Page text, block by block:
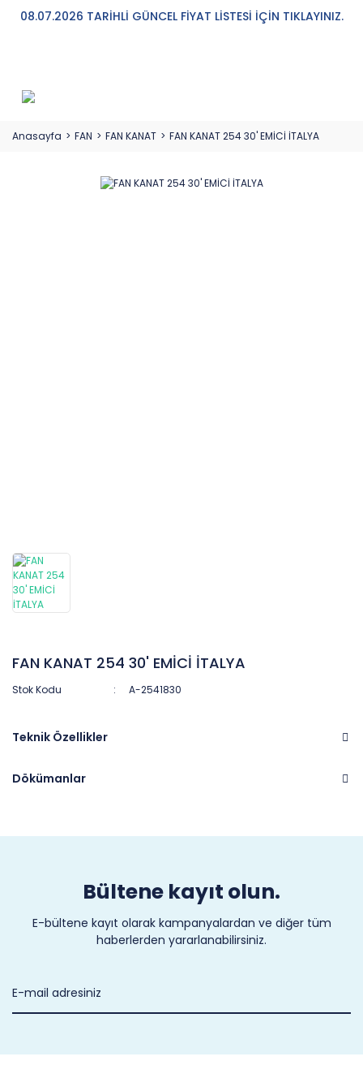
08.07.2026 TARİHLİ GÜNCEL FİYAT LİSTESİ İÇİN TIKLAYINIZ.
Anasayfa FAN FAN KANAT FAN KANAT 254 30' EMİCİ İTALYA
FAN KANAT 254 30' EMİCİ İTALYA
Stok Kodu A-2541830
Teknik Özellikler
Dökümanlar
Bültene kayıt olun.
E-bültene kayıt olarak kampanyalardan ve diğer tüm
haberlerden yararlanabilirsiniz.